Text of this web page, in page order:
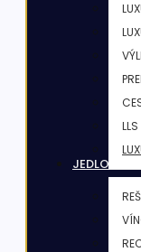
JEDLO &